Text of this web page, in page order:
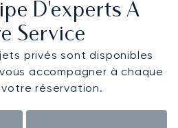
D'experts À
Service
privés sont disponibles
accompagner à chaque
réservation.